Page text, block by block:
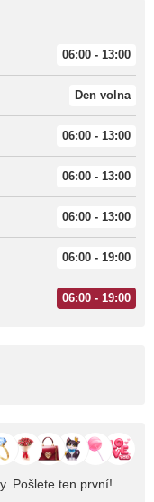
06:00 - 13:00
Den volna
06:00 - 13:00
06:00 - 13:00
06:00 - 13:00
06:00 - 19:00
06:00 - 19:00
Pošlete ten první!